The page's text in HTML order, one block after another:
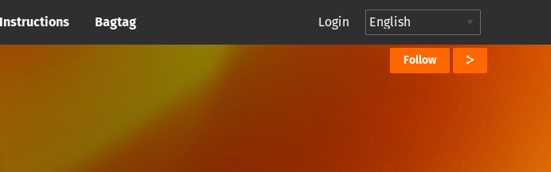
Instructions Bagtag Login
Follow